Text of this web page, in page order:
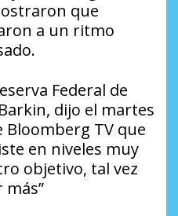
que
a un ritmo
Federal de
dijo el martes
Bloomberg TV que
en niveles muy
objetivo, tal vez